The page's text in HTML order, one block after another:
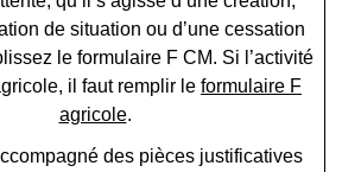
de situation ou d’une cessation
le formulaire F CM. Si l’activité
il faut remplir le formulaire F
agricole.
des pièces justificatives